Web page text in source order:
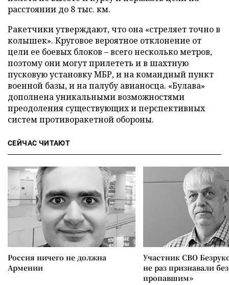
расстоянии до 8 тыс. км.
Ракетчики утверждают, что она «стреляет точно в
колышек». Круговое вероятное отклонение от
цели ее боевых блоков – всего несколько метров,
поэтому они могут прилететь и в шахтную
пусковую установку МБР, и на командный пункт
военной базы, и на палубу авианосца. «Булава»
дополнена уникальными возможностями
преодоления существующих и перспективных
систем противоракетной обороны.
СЕЙЧАС ЧИТАЮТ
Россия ничего не должна
Армении
Участник СВО
не раз признавали
пропавшим»